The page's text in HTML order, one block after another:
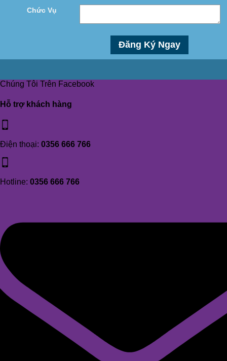
Chức Vụ
Chúng Tôi Trên Facebook
Hỗ trợ khách hàng
Điện thoại: 0356 666 766
Hotline: 0356 666 766